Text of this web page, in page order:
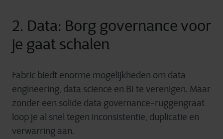
2. Data: Borg governance voor
je gaat schalen
Fabric biedt enorme mogelijkheden om data
engineering, data science en BI te verenigen. Maar
zonder een solide data governance-ruggengraat
loop je al snel tegen inconsistentie, duplicatie en
verwarring aan.